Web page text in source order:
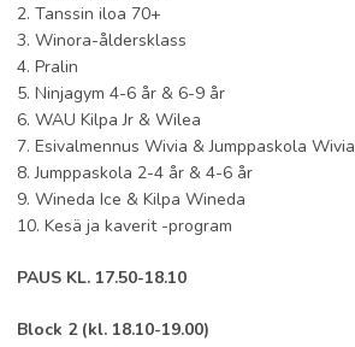
2. Tanssin iloa 70+
3. Winora-åldersklass
4. Pralin
5. Ninjagym 4-6 år & 6-9 år
6. WAU Kilpa Jr & Wilea
7. Esivalmennus Wivia & Jumppaskola Wivia
8. Jumppaskola 2-4 år & 4-6 år
9. Wineda Ice & Kilpa Wineda
10. Kesä ja kaverit -program
PAUS KL. 17.50-18.10
Block 2 (kl. 18.10-19.00)